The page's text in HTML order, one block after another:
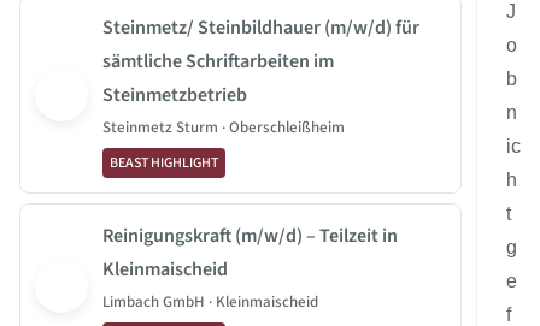
Steinmetz/ Steinbildhauer (m/w/d) für
sämtliche Schriftarbeiten im
Steinmetzbetrieb
Steinmetz Sturm · Oberschleißheim
BEAST HIGHLIGHT
Reinigungskraft (m/w/d) – Teilzeit in
Kleinmaischeid
Limbach GmbH · Kleinmaischeid
J
o
b
n
ic
h
t
g
e
f